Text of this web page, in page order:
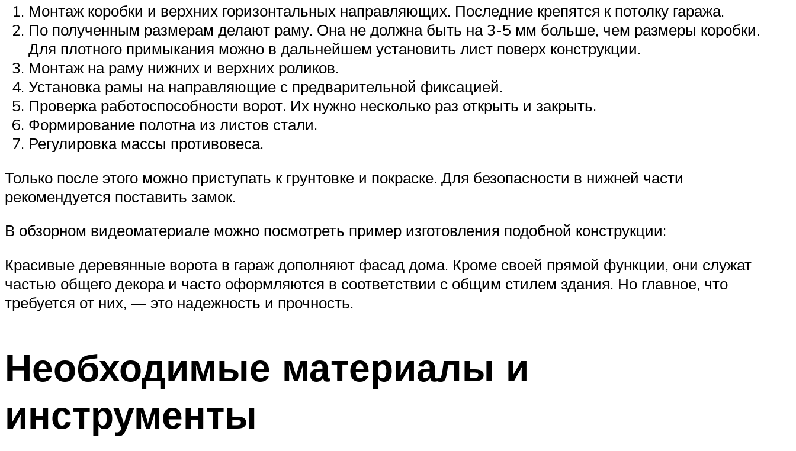
Монтаж коробки и верхних горизонтальных направляющих. Последние крепятся к потолку гаража.
По полученным размерам делают раму. Она не должна быть на 3-5 мм больше, чем размеры коробки.
Для плотного примыкания можно в дальнейшем установить лист поверх конструкции.
Монтаж на раму нижних и верхних роликов.
Установка рамы на направляющие с предварительной фиксацией.
Проверка работоспособности ворот. Их нужно несколько раз открыть и закрыть.
Формирование полотна из листов стали.
Регулировка массы противовеса.
Только после этого можно приступать к грунтовке и покраске. Для безопасности в нижней части
рекомендуется поставить замок.
В обзорном видеоматериале можно посмотреть пример изготовления подобной конструкции:
Красивые деревянные ворота в гараж дополняют фасад дома. Кроме своей прямой функции, они служат
частью общего декора и часто оформляются в соответствии с общим стилем здания. Но главное, что
требуется от них, — это надежность и прочность.
Необходимые материалы и
инструменты